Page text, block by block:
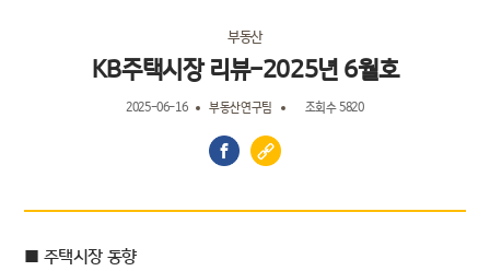
부동산
KB주택시장 리뷰-2025년 6월호
2025-06-16 부동산연구팀 조회수 5820
■ 주택시장 동향